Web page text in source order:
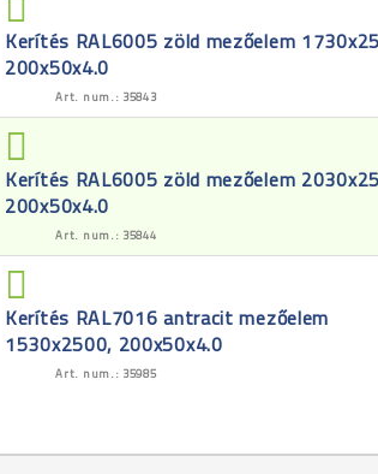
Kerítés RAL6005 zöld mezőelem
200x50x4.0
Art. num.: 35843
Kerítés RAL6005 zöld mezőelem
200x50x4.0
Art. num.: 35844
Kerítés RAL7016 antracit mezőelem
1530x2500, 200x50x4.0
Art. num.: 35985